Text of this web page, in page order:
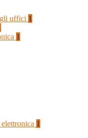
uffici 1
1
1